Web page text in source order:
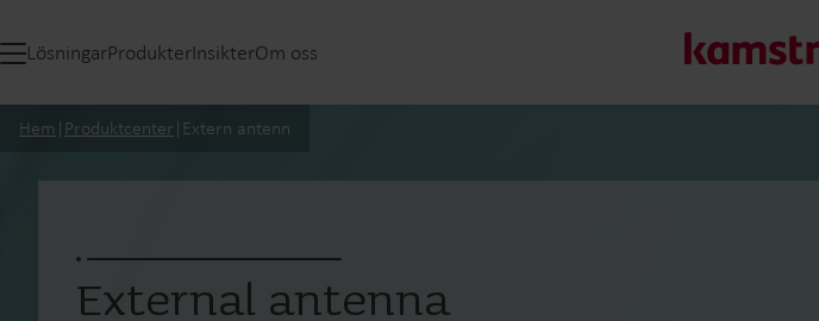
LösningarProdukterInsikterOm oss
Hem | Produktcenter | Extern antenn
External antenna